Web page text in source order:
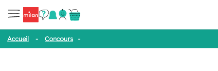
Accueil - Concours -